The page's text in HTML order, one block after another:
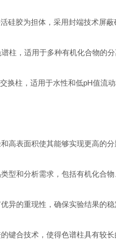
硅胶为担体，采用封端技术屏
柱，适用于多种有机化合物的分
换柱，适用于水性和低pH值流动
高表面积使其能够实现更高的
型和分析需求，包括有机化合物
异的重现性，确保实验结果的稳
键合技术，使得色谱柱具有较长